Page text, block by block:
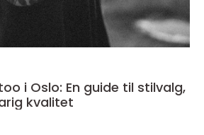
i Oslo: En guide til stilvalg,
kvalitet